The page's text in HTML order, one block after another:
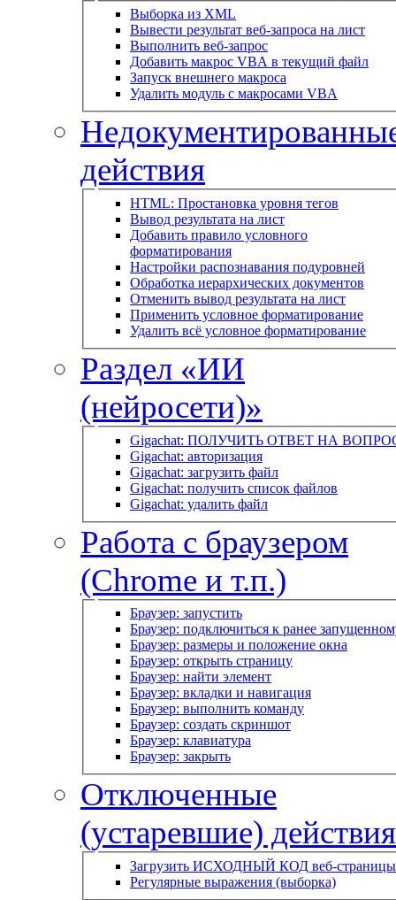
Выборка из XML
Вывести результат веб-запроса на лист
Выполнить веб-запрос
Добавить макрос VBA в текущий файл
Запуск внешнего макроса
Удалить модуль с макросами VBA
действия
HTML: Простановка уровня тегов
Вывод результата на лист
Добавить правило условного
форматирования
Настройки распознавания подуровней
Обработка иерархических документов
Отменить вывод результата на лист
Применить условное форматирование
Удалить всё условное форматирование
Раздел «ИИ
(нейросети)»
Gigachat: ПОЛУЧИТЬ ОТВЕТ НА
Gigachat: авторизация
Gigachat: загрузить файл
Gigachat: получить список файлов
Gigachat: удалить файл
Работа с браузером
(Chrome и т.п.)
Браузер: запустить
Браузер: подключиться к ранее
Браузер: размеры и положение окна
Браузер: открыть страницу
Браузер: найти элемент
Браузер: вкладки и навигация
Браузер: выполнить команду
Браузер: создать скриншот
Браузер: клавиатура
Браузер: закрыть
Отключенные
(устаревшие) действия
Загрузить ИСХОДНЫЙ КОД веб-страницы
Регулярные выражения (выборка)